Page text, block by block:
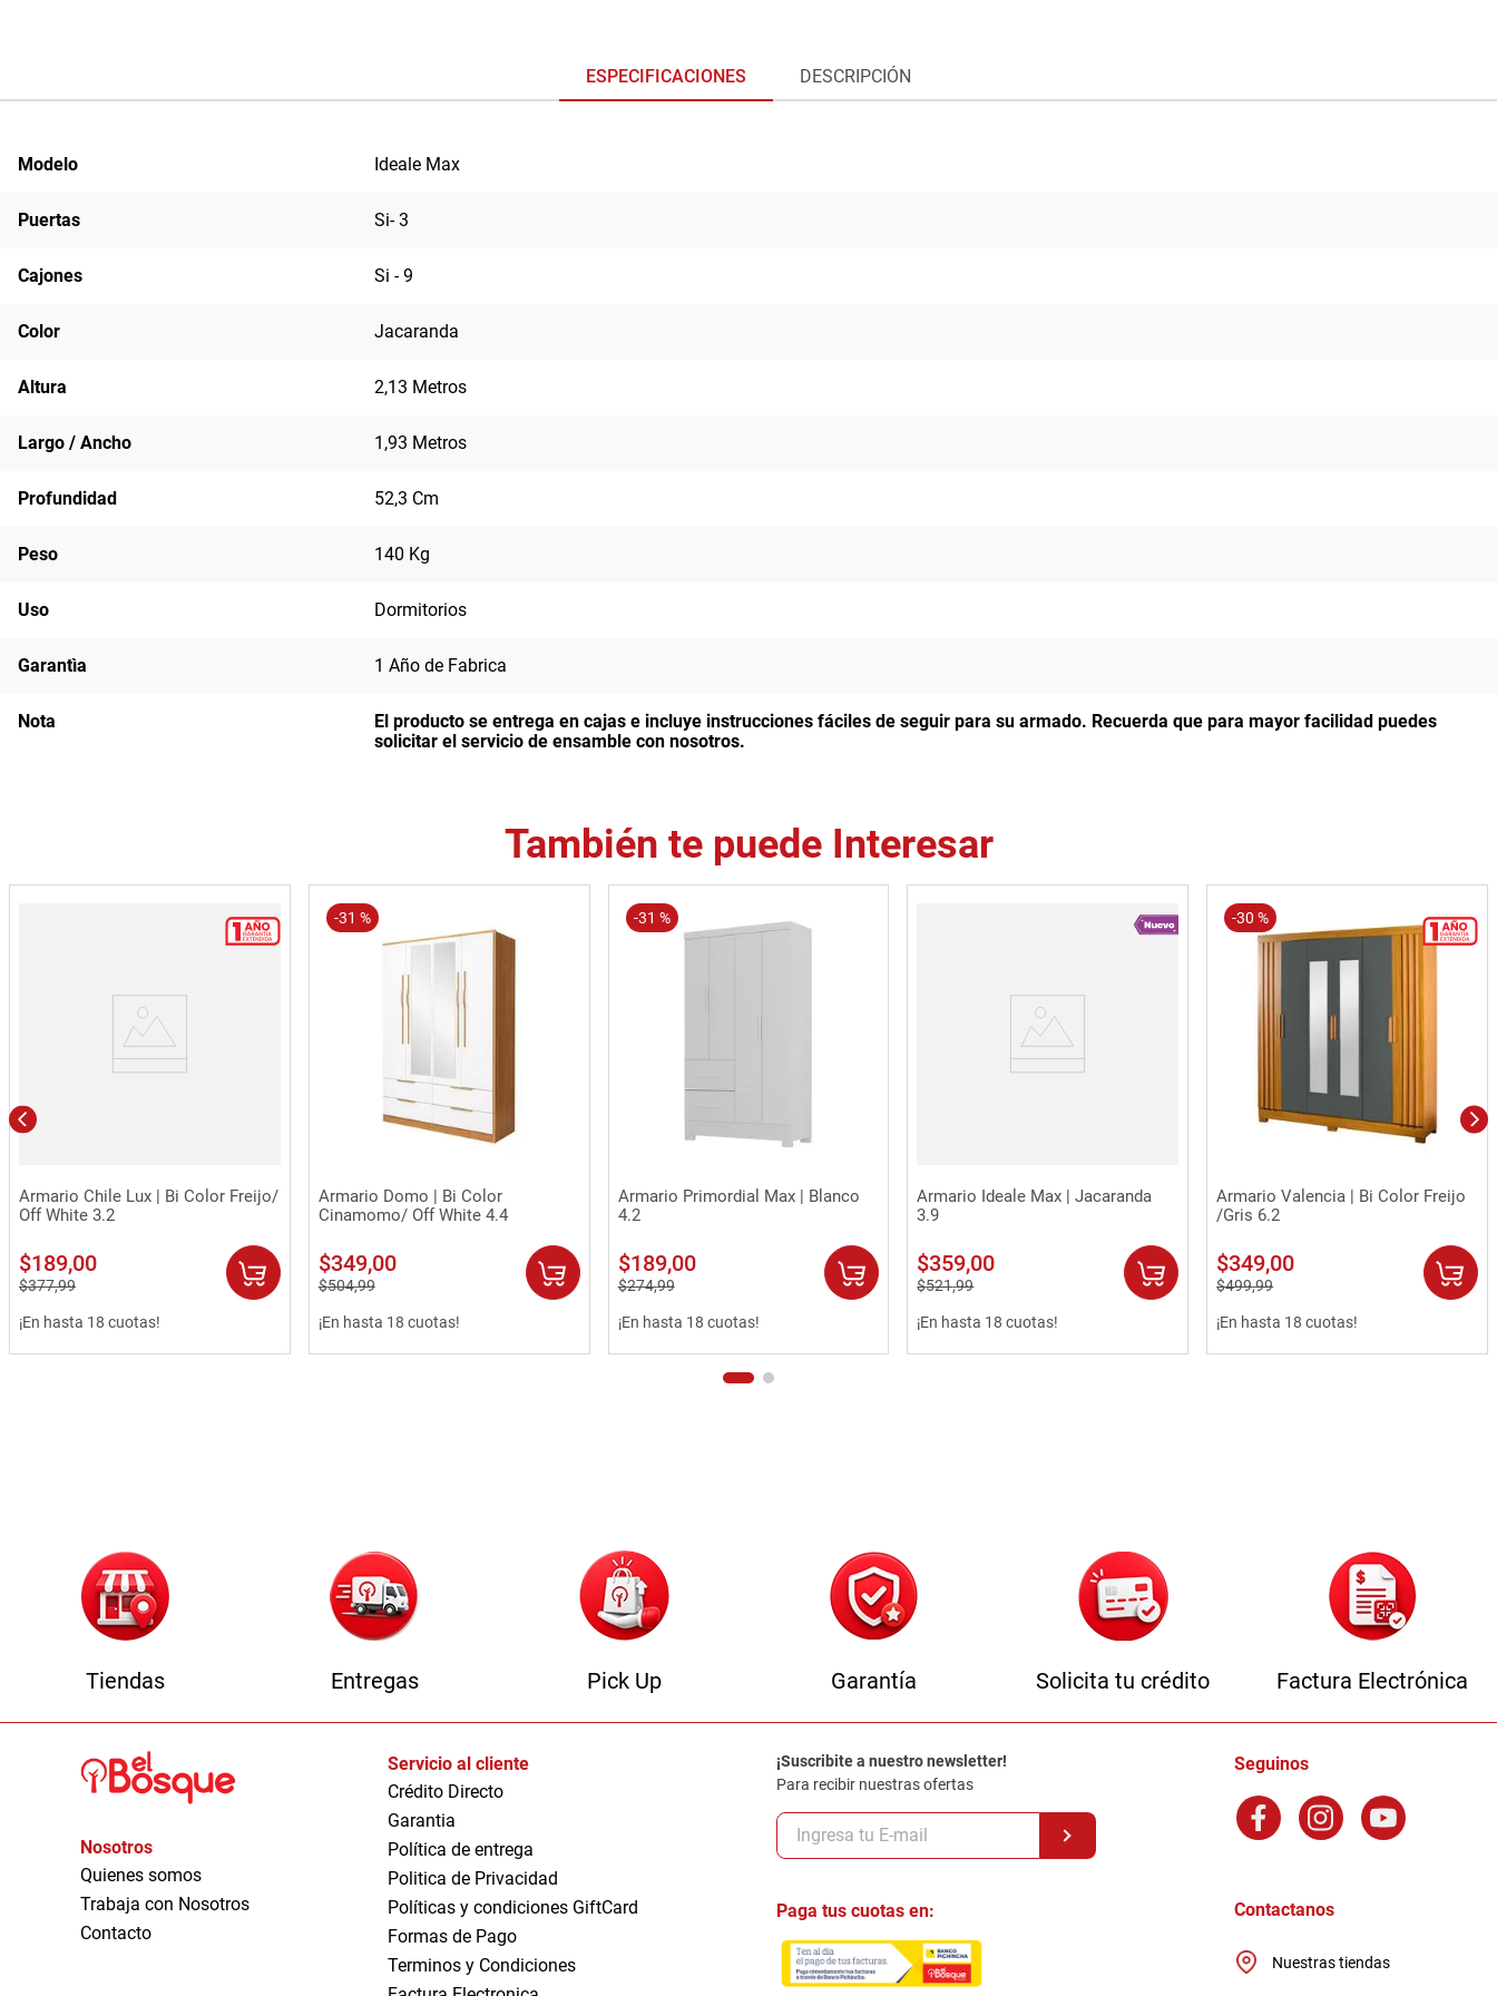
ESPECIFICACIONES DESCRIPCIÓN
Modelo Ideale Max
Puertas Si- 3
Cajones Si - 9
Color Jacaranda
Altura 2,13 Metros
Largo / Ancho 1,93 Metros
Profundidad 52,3 Cm
Peso 140 Kg
Uso Dormitorios
Garantìa 1 Año de Fabrica
Nota El producto se entrega en cajas e incluye instrucciones fáciles de seguir para su armado. Recuerda que para mayor facilidad puedes
solicitar el servicio de ensamble con nosotros.
También te puede Interesar
Vista rápida
Armario Chile Lux | Bi Color Freijo/
Off White 3.2
$189,00
$377,99
¡En hasta 18 cuotas!
-31 %
Vista rápida
Armario Domo | Bi Color
Cinamomo/ Off White 4.4
$349,00
$504,99
¡En hasta 18 cuotas!
-31 %
Vista rápida
Armario Primordial Max | Blanco
4.2
$189,00
$274,99
¡En hasta 18 cuotas!
Vista rápida
Armario Ideale Max | Jacaranda
3.9
$359,00
$521,99
¡En hasta 18 cuotas!
-30 %
Vista rápida
Armario Valencia | Bi Color Freijo
/Gris 6.2
$349,00
$499,99
¡En hasta 18 cuotas!
Tiendas Entregas Pick Up Garantía Solicita tu crédito Factura Electrónica
Nosotros
Quienes somos
Trabaja con Nosotros
Contacto
Servicio al cliente
Crédito Directo
Garantia
Política de entrega
Politica de Privacidad
Políticas y condiciones GiftCard
Formas de Pago
Terminos y Condiciones
¡Suscribite a nuestro newsletter!
Para recibir nuestras ofertas
Paga tus cuotas en:
Seguinos
Contactanos
Nuestras tiendas